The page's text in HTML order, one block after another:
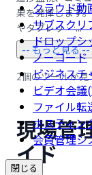
クラウド動
サブスクリ
ドロップシ
ノーコード
ビジネスチ
ビデオ会議
ファイル転
ホスティン
会員管理シ
閉じる
果を発揮します
やタブレッ …...
-- もっと見る --
2個のツールが見
現場管
イド